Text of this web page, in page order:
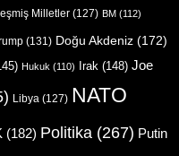
Milletler (127) BM (112)
(131) Doğu Akdeniz (172)
Hukuk (110) Irak (148) Joe
Libya (127) NATO
(182) Politika (267) Putin